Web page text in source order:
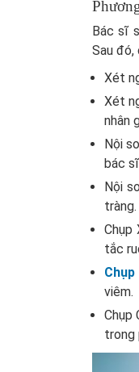
Bác sĩ
Sau
Xét
Xét
nhân
Nội
bác
Nội
tràng.
Chụp
tắc
viêm.
Chụp
trong